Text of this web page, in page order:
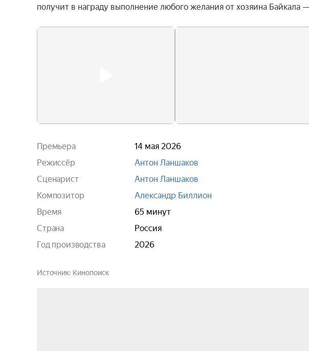
получит в награду выполнение любого желания от хозяина Байкала
Премьера
14 мая 2026
Режиссёр
Антон Ланшаков
Сценарист
Антон Ланшаков
Композитор
Александр Биллион
Время
65 минут
Страна
Россия
Год производства
2026
Источник Кинопоиск